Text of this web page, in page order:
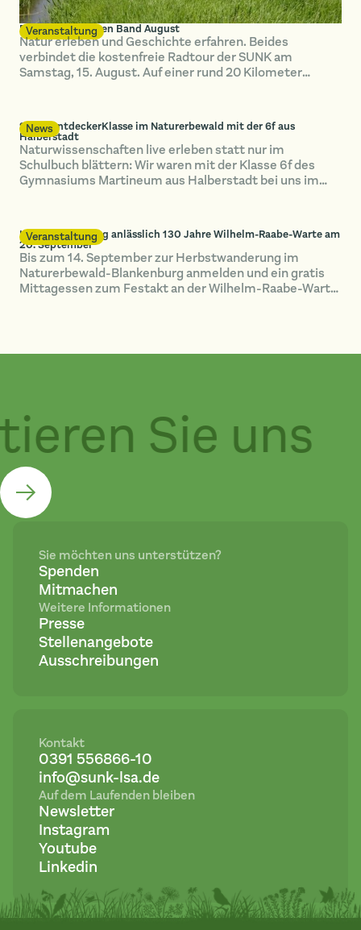
Veranstaltung
Radtour im Grünen Band August
Natur erleben und Geschichte erfahren. Beides
verbindet die kostenfreie Radtour der SUNK am
Samstag, 15. August. Auf einer rund 20 Kilometer
News
SUNK-EntdeckerKlasse im Naturerbewald mit der 6f aus
Halberstadt
Naturwissenschaften live erleben statt nur im
Schulbuch blättern: Wir waren mit der Klasse 6f des
Gymnasiums Martineum aus Halberstadt bei uns im
Veranstaltung
Herbstwanderung anlässlich 130 Jahre Wilhelm-Raabe-Warte am
20. September
Bis zum 14. September zur Herbstwanderung im
Naturerbewald-Blankenburg anmelden und ein gratis
Mittagessen zum Festakt an der Wilhelm-Raabe-Warte
Sie uns
Sie möchten uns unterstützen?
Spenden
Mitmachen
Weitere Informationen
Presse
Stellenangebote
Ausschreibungen
Kontakt
0391 556866-10
info@sunk-lsa.de
Auf dem Laufenden bleiben
Newsletter
Instagram
Youtube
Linkedin